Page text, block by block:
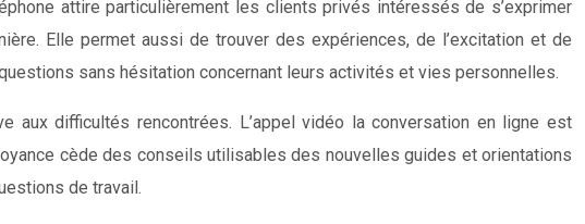
attire particulièrement les clients privés intéressés de s’exprimer
Elle permet aussi de trouver des expériences, de l’excitation et de
sans hésitation concernant leurs activités et vies personnelles.
aux difficultés rencontrées. L’appel vidéo la conversation en ligne est
cède des conseils utilisables des nouvelles guides et orientations
questions de travail.